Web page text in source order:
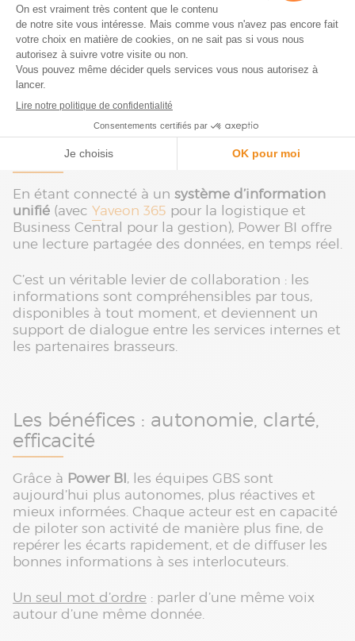
Chaque tableau de bord est pensé pour être
utile, clair et évolutif, afin de répondre autant aux
besoins immédiats qu'aux ajustements liés aux
pics d’activité ou à la saisonnalité.
Un outil de collaboration, pas
seulement de reporting
En étant connecté à un système d’information
unifié (avec Yaveon 365 pour la logistique et
Business Central pour la gestion), Power BI offre
une lecture partagée des données, en temps réel.
C’est un véritable levier de collaboration : les
informations sont compréhensibles par tous,
disponibles à tout moment, et deviennent un
support de dialogue entre les services internes et
les partenaires brasseurs.
Les bénéfices : autonomie, clarté,
efficacité
Grâce à Power BI, les équipes GBS sont
aujourd’hui plus autonomes, plus réactives et
mieux informées. Chaque acteur est en capacité
de piloter son activité de manière plus fine, de
repérer les écarts rapidement, et de diffuser les
bonnes informations à ses interlocuteurs.
Un seul mot d’ordre : parler d’une même voix
autour d’une même donnée.